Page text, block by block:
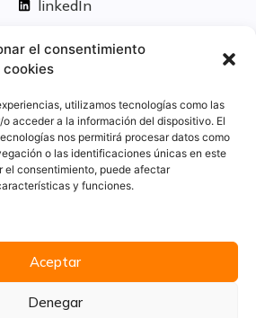
el consentimiento
cookies
utilizamos tecnologías como las
acceder a la información del dispositivo. El
nos permitirá procesar datos como
o las identificaciones únicas en este
el consentimiento, puede afectar
y funciones.
Aceptar
Denegar
linkedIn
legales
Aviso Legal
Privacidad
Cookies
Innovación
y medio ambiente